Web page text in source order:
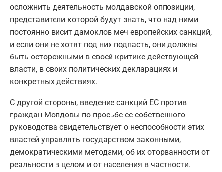
осложнить деятельность молдавской оппозиции,
представители которой будут знать, что над ними
постоянно висит дамоклов меч европейских санкций,
и если они не хотят под них подпасть, они должны
быть осторожными в своей критике действующей
власти, в своих политических декларациях и
конкретных действиях.
С другой стороны, введение санкций ЕС против
граждан Молдовы по просьбе ее собственного
руководства свидетельствует о неспособности этих
властей управлять государством законными,
демократическими методами, об их оторванности от
реальности в целом и от населения в частности.